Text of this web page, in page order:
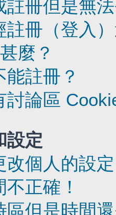
註冊但是無
註冊（登入
麼？
註冊？
討論區
設定
改個人的設
正確！
區但是時間